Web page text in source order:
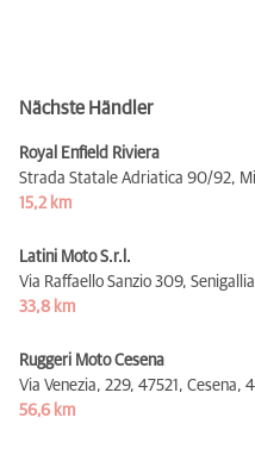
Nächste Händler
Royal Enfield Riviera
Strada Statale Adriatica 90/92,
15,2 km
Latini Moto S.r.l.
Via Raffaello Sanzio 309,
33,8 km
Ruggeri Moto Cesena
Via Venezia, 229, 47521, Cesena,
56,6 km